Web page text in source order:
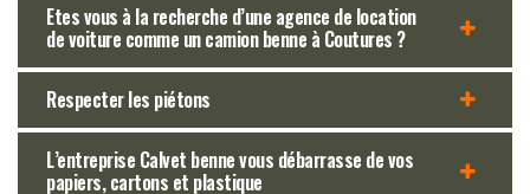
Etes vous à la recherche d’une agence de location
de voiture comme un camion benne à Coutures ?
Respecter les piétons
L’entreprise Calvet benne vous débarrasse de vos
papiers, cartons et plastique